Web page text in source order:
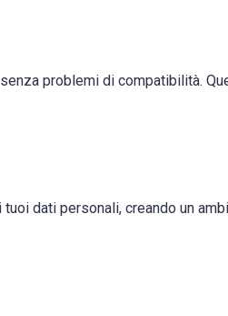
problemi di compatibilità.
dati personali, creando un